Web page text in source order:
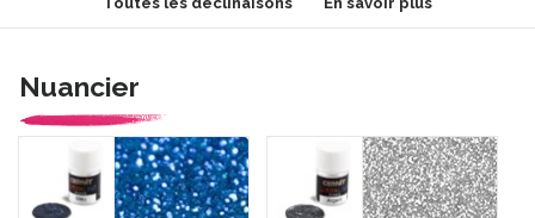
Nuancier